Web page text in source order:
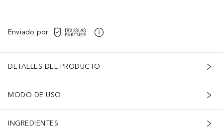
Enviado por
DETALLES DEL PRODUCTO
MODO DE USO
INGREDIENTES